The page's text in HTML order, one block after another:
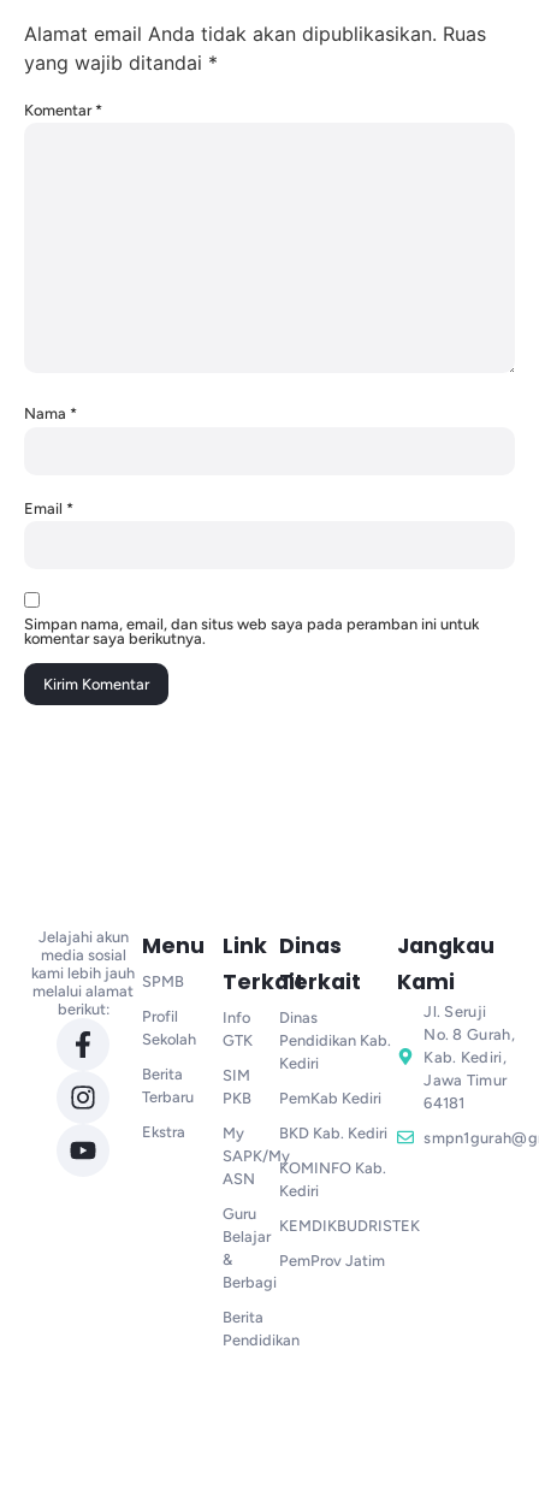
Alamat email Anda tidak akan dipublikasikan. Ruas
yang wajib ditandai *
Komentar *
Nama *
Email *
Simpan nama, email, dan situs web saya pada peramban ini untuk
komentar saya berikutnya.
Jelajahi akun
media sosial
kami lebih jauh
melalui alamat
berikut:
Menu
SPMB
Profil
Sekolah
Berita
Terbaru
Ekstra
Link
Terkait
Info
GTK
SIM
PKB
My
SAPK/My
ASN
Guru
Belajar
&
Berbagi
Berita
Pendidikan
Dinas
Terkait
Dinas
Pendidikan Kab.
Kediri
PemKab Kediri
BKD Kab. Kediri
KOMINFO Kab.
Kediri
KEMDIKBUDRISTEK
PemProv Jatim
Jangkau
Kami
Jl. Seruji
No. 8 Gurah,
Kab. Kediri,
Jawa Timur
64181